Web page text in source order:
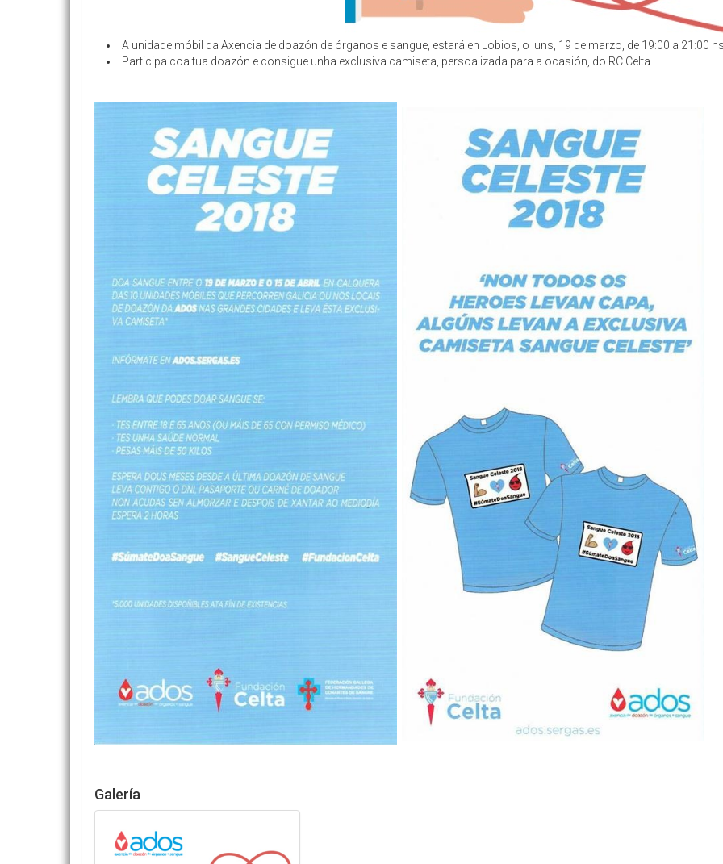
A unidade móbil da Axencia de doazón de órganos e sangue, estará en Lobios, o luns, 19 de marzo, de 19:00 a 21:00
Participa coa tua doazón e consigue unha exclusiva camiseta, persoalizada para a ocasión, do RC Celta.
Galería